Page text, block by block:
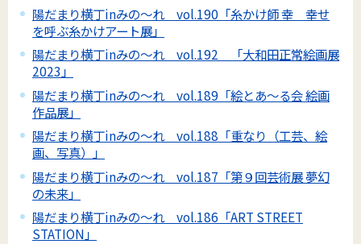
陽だまり横丁inみの～れ vol.190「糸かけ師 幸 幸せ
を呼ぶ糸かけアート展」
陽だまり横丁inみの～れ vol.192 「大和田正常絵画展
2023」
陽だまり横丁inみの～れ vol.189「絵とあ～る会 絵画
作品展」
陽だまり横丁inみの～れ vol.188「重なり（工芸、絵
画、写真）」
陽だまり横丁inみの～れ vol.187「第９回芸術展 夢幻
の未来」
陽だまり横丁inみの～れ vol.186「ART STREET
STATION」